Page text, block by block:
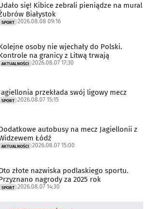
się! Kibice zebrali pieniądze na mural
Białystok
SPORT 2026.08.08 09:16
osoby nie wjechały do Polski.
na granicy z Litwą trwają
AKTUALNOŚCI 2026.08.07 17:30
przekłada swój ligowy mecz
SPORT 2026.08.07 15:15
autobusy na mecz Jagiellonii z
Łódź
AKTUALNOŚCI 2026.08.07 15:00
złote nazwiska podlaskiego sportu.
nagrody za 2025 rok
SPORT 2026.08.07 14:30